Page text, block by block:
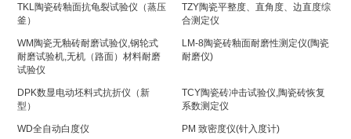
TKL陶瓷砖釉面抗龟裂试验仪（蒸压
釜）
TZY陶瓷平整度、直角度、边直度综
合测定仪
WM陶瓷无釉砖耐磨试验仪,钢轮式
耐磨试验机,无机（路面）材料耐磨
试验仪
LM-8陶瓷砖釉面耐磨性测定仪(陶瓷
耐磨仪)
DPK数显电动坯料式抗折仪（新
型）
TCY陶瓷砖冲击试验仪,陶瓷砖恢复
系数测定仪
WD全自动白度仪 PM 致密度仪(针入度计)